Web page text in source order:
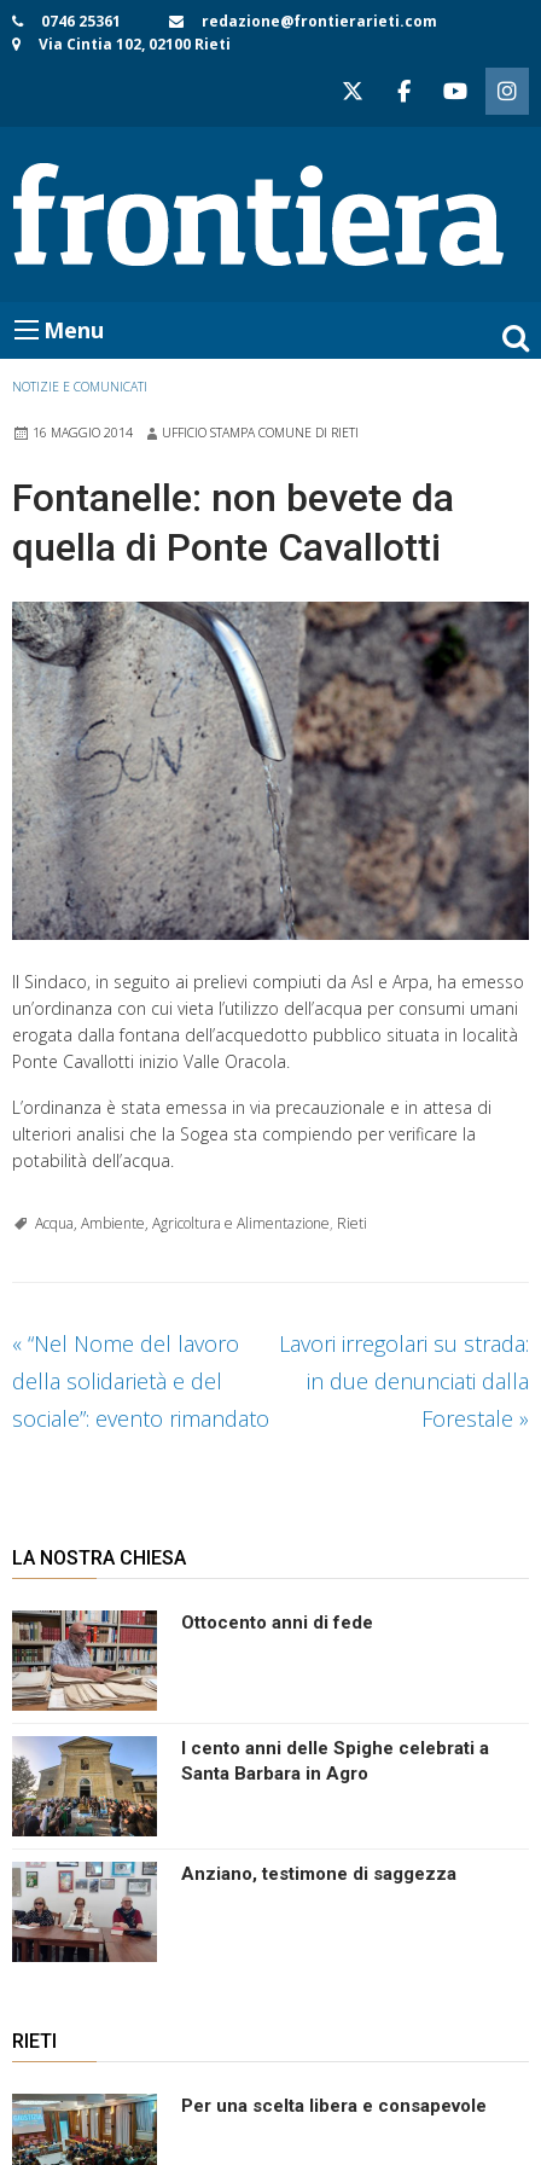
Skip
to
0746 25361
redazione@frontierarieti.com
Via Cintia 102, 02100 Rieti
Menu
NOTIZIE E COMUNICATI
16 MAGGIO 2014 UFFICIO STAMPA COMUNE DI RIETI
Fontanelle: non bevete da
quella di Ponte Cavallotti
Il Sindaco, in seguito ai prelievi compiuti da Asl e Arpa, ha emesso
un’ordinanza con cui vieta l’utilizzo dell’acqua per consumi umani
erogata dalla fontana dell’acquedotto pubblico situata in località
Ponte Cavallotti inizio Valle Oracola.
L’ordinanza è stata emessa in via precauzionale e in attesa di
ulteriori analisi che la Sogea sta compiendo per verificare la
potabilità dell’acqua.
Acqua, Ambiente, Agricoltura e Alimentazione, Rieti
« “Nel Nome del lavoro
della solidarietà e del
sociale”: evento rimandato
Lavori irregolari su strada:
in due denunciati dalla
Forestale »
LA NOSTRA CHIESA
Ottocento anni di fede
I cento anni delle Spighe celebrati a
Santa Barbara in Agro
Anziano, testimone di saggezza
RIETI
Per una scelta libera e consapevole